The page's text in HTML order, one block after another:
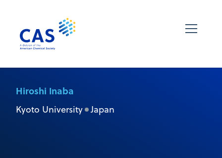
Hiroshi Inaba
Kyoto University Japan